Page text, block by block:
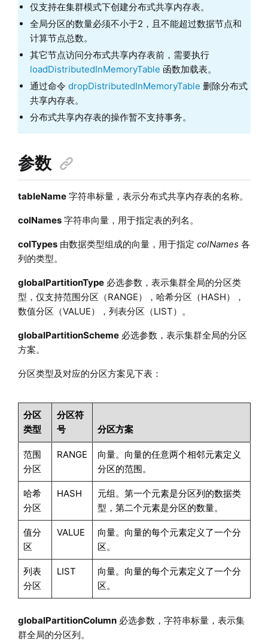
仅支持在集群模式下创建分布式共享内存表。
全局分区的数量必须不小于2，且不能超过数据节点和
计算节点总数。
其它节点访问分布式共享内存表前，需要执行
loadDistributedInMemoryTable 函数加载表。
通过命令 dropDistributedInMemoryTable 删除分布式
共享内存表。
分布式共享内存表的操作暂不支持事务。
参数
tableName字符串标量，表示分布式共享内存表的名称。
colNames字符串向量，用于指定表的列名。
colTypes由数据类型组成的向量，用于指定 colNames各
列的类型。
globalPartitionType必选参数，表示集群全局的分区类
型，仅支持范围分区（RANGE），哈希分区（HASH），
数值分区（VALUE），列表分区（LIST）。
globalPartitionScheme必选参数，表示集群全局的分区
方案。
分区类型及对应的分区方案见下表：
分区
类型
分区符
号
分区方案
范围
分区
RANGE
向量。向量的任意两个相邻元素定义
分区的范围。
哈希
分区
HASH
元组。第一个元素是分区列的数据类
型，第二个元素是分区的数量。
值分
区
VALUE
向量。向量的每个元素定义了一个分
区。
列表
分区
LIST
向量。向量的每个元素定义了一个分
区。
globalPartitionColumn必选参数，字符串标量，表示集
群全局的分区列。